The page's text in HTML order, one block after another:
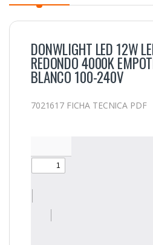
DONWLIGHT LED 12W
REDONDO 4000K
BLANCO 100-240V
7021617 FICHA TECNICA PDF